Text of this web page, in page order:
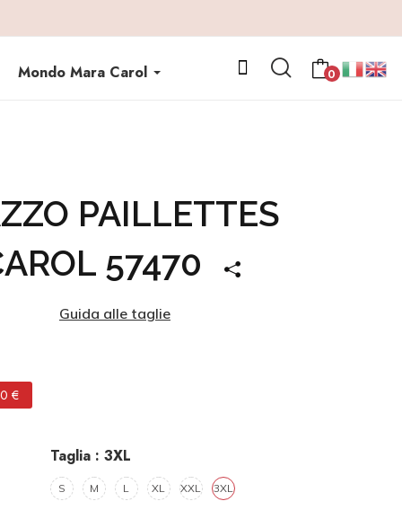
Mondo Mara Carol 0
PAILLETTES
57470
Guida alle taglie
€
Taglia : 3XL
S M L XL XXL 3XL